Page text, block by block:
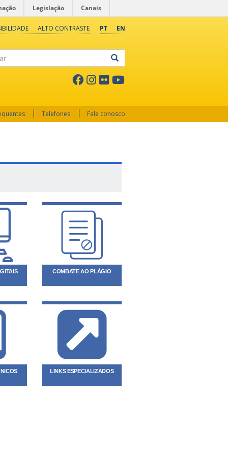
Legislação Canais
PT EN
ALTO CONTRASTE
Telefones Fale conosco
COMBATE AO PLÁGIO
LINKS ESPECIALIZADOS